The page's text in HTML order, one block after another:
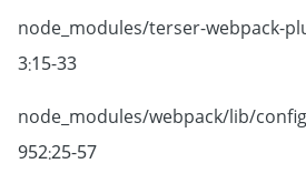
@ ./node_modules/terser-
3:15-33
@ ./node_modules/webpack/lib/
952:25-57